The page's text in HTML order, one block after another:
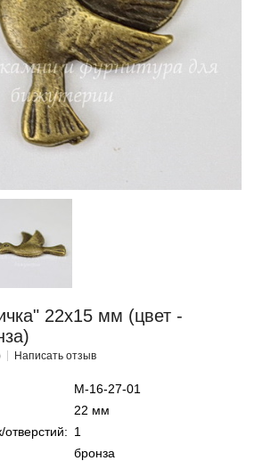
22х15 мм (цвет -
Написать отзыв
М-16-27-01
22 мм
отверстий: 1
бронза